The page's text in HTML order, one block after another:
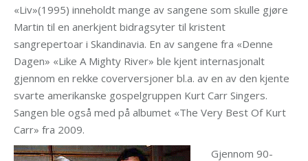
«Liv»(1995) inneholdt mange av sangene som skulle gjøre
Martin til en anerkjent bidragsyter til kristent
sangrepertoar i Skandinavia. En av sangene fra «Denne
Dagen» «Like A Mighty River» ble kjent internasjonalt
gjennom en rekke coverversjoner bl.a. av en av den kjente
svarte amerikanske gospelgruppen Kurt Carr Singers.
Sangen ble også med på albumet «The Very Best Of Kurt
Carr» fra 2009.
Gjennom 90-